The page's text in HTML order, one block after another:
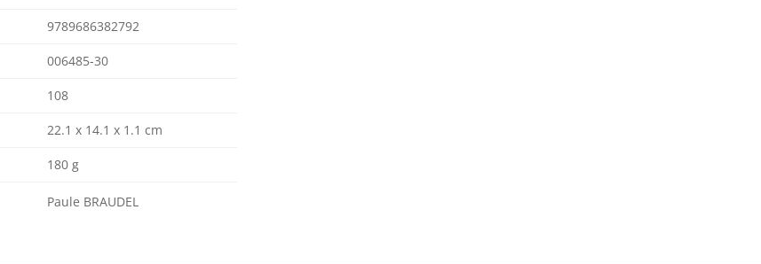
9789686382792
006485-30
108
22.1 x 14.1 x 1.1 cm
180 g
Paule BRAUDEL